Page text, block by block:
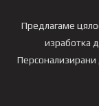
Предлагаме
изработка